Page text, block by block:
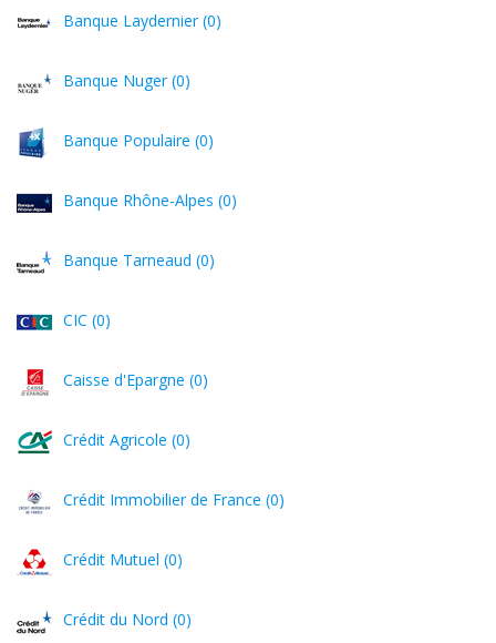
Banque Laydernier (0)
Banque Nuger (0)
Banque Populaire (0)
Banque Rhône-Alpes (0)
Banque Tarneaud (0)
CIC (0)
Caisse d'Epargne (0)
Crédit Agricole (0)
Crédit Immobilier de France (0)
Crédit Mutuel (0)
Crédit du Nord (0)